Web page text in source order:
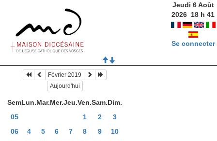
Jeudi 6 Août
2026 18 h41
Se connecter
Février 2019
Aujourd'hui
SemLun.Mar.Mer.Jeu.Ven.Sam.Dim.
05
1 2
3
06
4 5 6 7 8 9
10